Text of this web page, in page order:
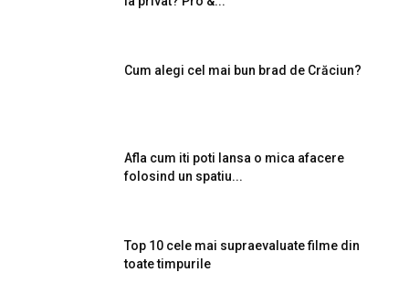
Cum alegi cel mai bun brad de Crăciun?
Afla cum iti poti lansa o mica afacere
folosind un spatiu...
Top 10 cele mai supraevaluate filme din
toate timpurile